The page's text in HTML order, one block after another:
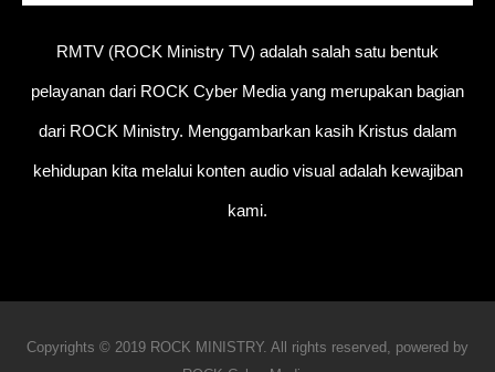
RMTV (ROCK Ministry TV) adalah salah satu bentuk
pelayanan dari ROCK Cyber Media yang merupakan bagian
dari ROCK Ministry. Menggambarkan kasih Kristus dalam
kehidupan kita melalui konten audio visual adalah kewajiban
kami.
Copyrights © 2019 ROCK MINISTRY. All rights reserved, powered by